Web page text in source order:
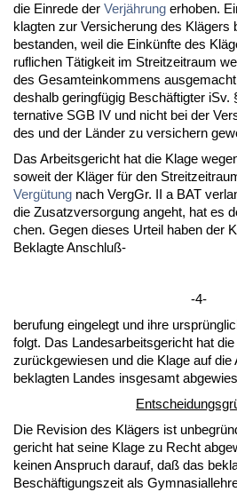
die Ein­re­de der Verjährung er­ho­ben.
klag­ten zur Ver­si­che­rung des Klägers
be­stan­den, weil die Einkünf­te des
ruf­li­chen Tätig­keit im Streit­zeit­raum
des Ge­samt­ein­kom­mens
des­halb ge­ringfügig Beschäftig­ter
ter­na­ti­ve SGB IV und nicht bei der
des und der Länder zu ver­si­chern
Das Ar­beits­ge­richt hat die Kla­ge
so­weit der Kläger für den
Vergütung nach VergGr. II a BAT
die Zu­satz­ver­sor­gung an­geht, hat es
chen. Ge­gen die­ses Ur­teil ha­ben der
Be­klag­te An­schluß-
-4-
be­ru­fung ein­ge­legt und ih­re
folgt. Das Lan­des­ar­beits­ge­richt hat
zurück­ge­wie­sen und die Kla­ge auf die
be­klag­ten Lan­des ins­ge­samt
Die Re­vi­si­on des Klägers ist
ge­richt hat sei­ne Kla­ge zu Recht
kei­nen An­spruch dar­auf, daß das
Beschäfti­gungs­zeit als